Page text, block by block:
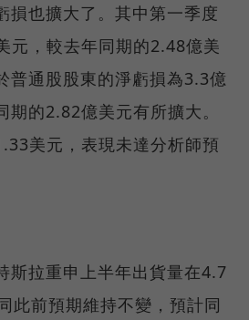
損也擴大了。其中第一季度
元，較去年同期的2.48億美
普通股股東的淨虧損為3.3億
期的2.82億美元有所擴大。
美元，表現未達分析師預
斯拉重申上半年出貨量在4.7
此前預期維持不變，預計同